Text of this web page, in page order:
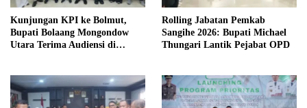
Kunjungan KPI ke Bolmut,
Bupati Bolaang Mongondow
Utara Terima Audiensi di
Rolling Jabatan Pemkab
Sangihe 2026: Bupati Michael
Thungari Lantik Pejabat OPD